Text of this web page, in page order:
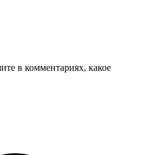
в комментариях, какое